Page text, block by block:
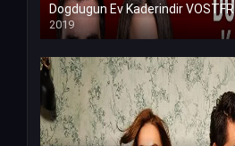
Dogdugun Ev Kaderindir VOSTFR
2019